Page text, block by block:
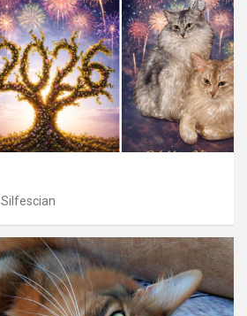
Silfescian